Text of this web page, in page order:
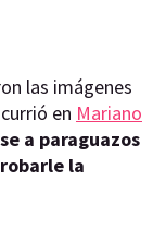
las imágenes
en Mariano
a paraguazos
la